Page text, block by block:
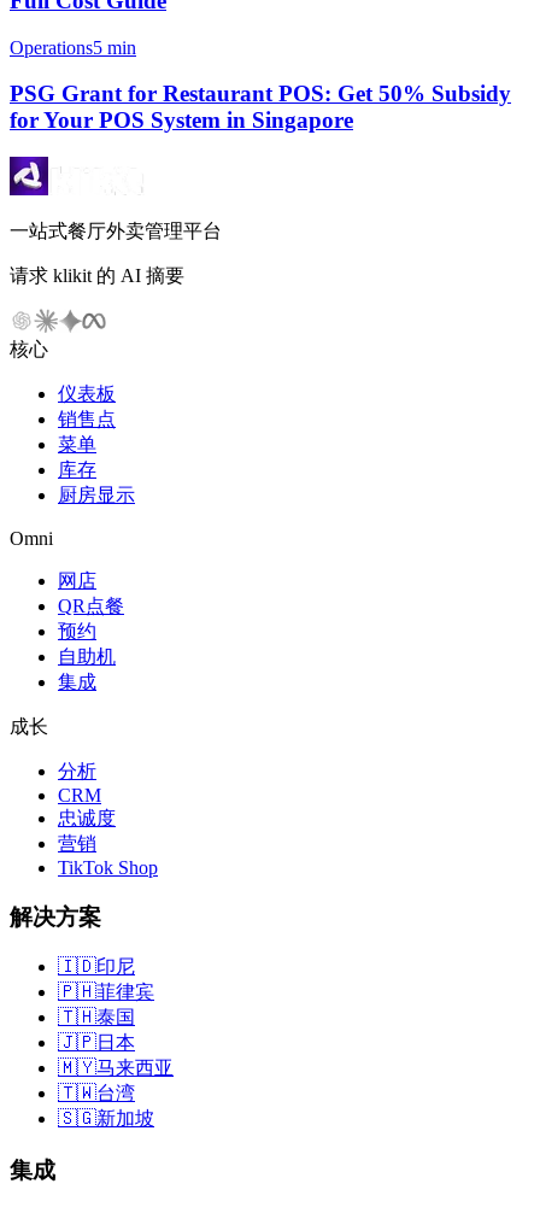
Operations5 min
PSG Grant for Restaurant POS: Get 50% Subsidy
for Your POS System in Singapore
一站式餐厅外卖管理平台
请求 klikit 的 AI 摘要
核心
仪表板
销售点
菜单
库存
厨房显示
Omni
网店
QR点餐
预约
自助机
集成
成长
分析
CRM
忠诚度
营销
TikTok Shop
解决方案
🇮🇩印尼
🇵🇭菲律宾
🇹🇭泰国
🇯🇵日本
🇲🇾马来西亚
🇹🇼台湾
🇸🇬新加坡
集成